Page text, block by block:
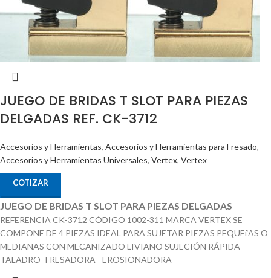
JUEGO DE BRIDAS T SLOT PARA PIEZAS
DELGADAS REF. CK-3712
Accesorios y Herramientas, Accesorios y Herramientas para Fresado,
Accesorios y Herramientas Universales, Vertex, Vertex
COTIZAR
JUEGO DE BRIDAS T SLOT PARA PIEZAS DELGADAS
REFERENCIA CK-3712 CÓDIGO 1002-311 MARCA VERTEX SE
COMPONE DE 4 PIEZAS IDEAL PARA SUJETAR PIEZAS PEQUEí‘AS O
MEDIANAS CON MECANIZADO LIVIANO SUJECIÓN RÁPIDA
TALADRO- FRESADORA - EROSIONADORA